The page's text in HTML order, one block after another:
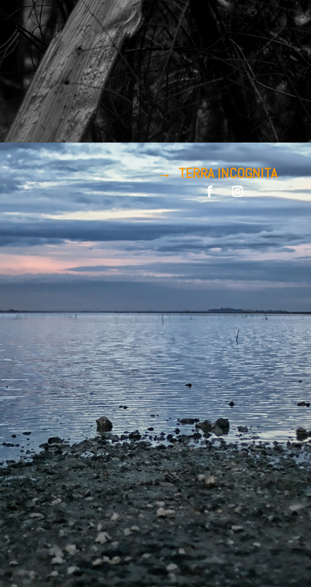
→ TERRA INCOGNITA